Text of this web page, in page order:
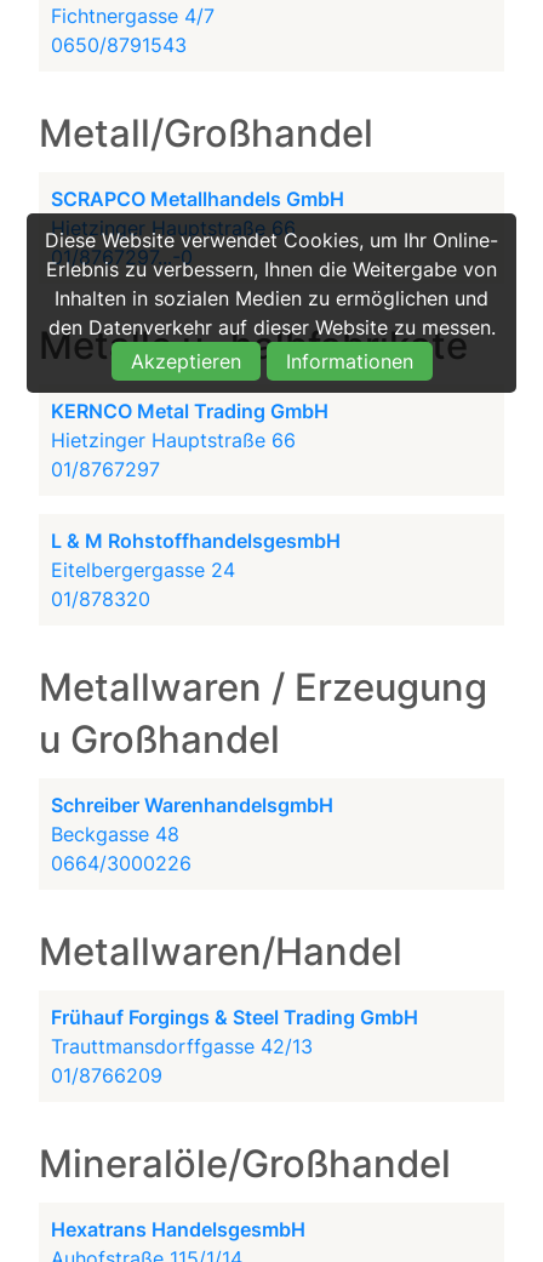
Diese Website verwendet Cookies, um Ihr Online-
Erlebnis zu verbessern, Ihnen die Weitergabe von
Inhalten in sozialen Medien zu ermöglichen und
den Datenverkehr auf dieser Website zu messen.
Akzeptieren
Informationen
Fichtnergasse 4/7
0650/8791543
Metall/Großhandel
SCRAPCO Metallhandels GmbH
Hietzinger Hauptstraße 66
01/8767297...-0
Metalle u -halbfabrikate
KERNCO Metal Trading GmbH
Hietzinger Hauptstraße 66
01/8767297
L & M RohstoffhandelsgesmbH
Eitelbergergasse 24
01/878320
Metallwaren / Erzeugung
u Großhandel
Schreiber WarenhandelsgmbH
Beckgasse 48
0664/3000226
Metallwaren/Handel
Frühauf Forgings & Steel Trading GmbH
Trauttmansdorffgasse 42/13
01/8766209
Mineralöle/Großhandel
Hexatrans HandelsgesmbH